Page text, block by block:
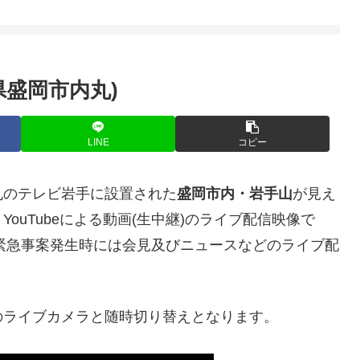
岡市内丸)
LINE コピー
テレビ岩手に設置された盛岡市内・岩手山が見え
による動画(生中継)のライブ配信映像で
事案発生時には会見及びニュースなどのライブ配
イブカメラと随時切り替えとなります。